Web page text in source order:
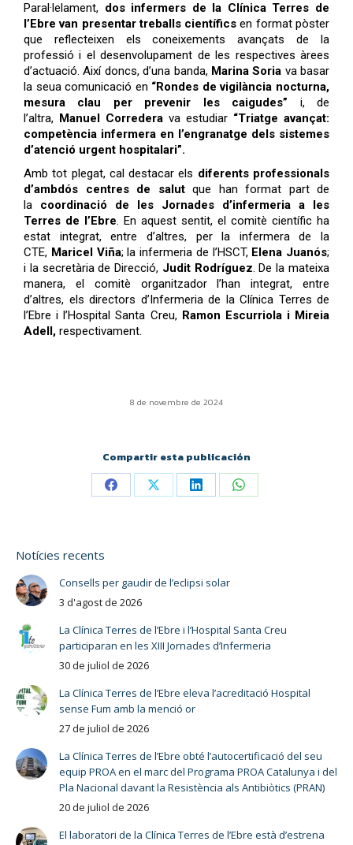
Paral·lelament, dos infermers de la Clínica Terres de
l’Ebre van presentar treballs científics en format pòster
que reflecteixen els coneixements avançats de la
professió i el desenvolupament de les respectives àrees
d’actuació. Així doncs, d’una banda, Marina Soria va basar
la seua comunicació en “Rondes de vigilància nocturna,
mesura clau per prevenir les caigudes” i, de
l’altra, Manuel Corredera va estudiar “Triatge avançat:
competència infermera en l’engranatge dels sistemes
d’atenció urgent hospitalari”.
Amb tot plegat, cal destacar els diferents professionals
d’ambdós centres de salutque han format part de
la coordinació de les Jornades d’infermeria a les
Terres de l’Ebre. En aquest sentit, el comitè científic ha
estat integrat, entre d’altres, per la infermera de la
CTE, Maricel Viña; la infermeria de l’HSCT, Elena Juanós;
i la secretària de Direcció, Judit Rodríguez. De la mateixa
manera, el comitè organitzador l’han integrat, entre
d’altres, els directors d’Infermeria de la Clínica Terres de
l’Ebre i l’Hospital Santa Creu, Ramon Escurriola i Mireia
Adell, respectivament.
8 de novembre de 2024
Compartir esta publicación
Notícies recents
Consells per gaudir de l’eclipsi solar
3 d'agost de 2026
La Clínica Terres de l’Ebre i l’Hospital Santa Creu
participaran en les XIII Jornades d’Infermeria
30 de juliol de 2026
La Clínica Terres de l’Ebre eleva l’acreditació Hospital
sense Fum amb la menció or
27 de juliol de 2026
La Clínica Terres de l’Ebre obté l’autocertificació del seu
equip PROA en el marc del Programa PROA Catalunya i del
Pla Nacional davant la Resistència als Antibiòtics (PRAN)
20 de juliol de 2026
El laboratori de la Clínica Terres de l’Ebre està d’estrena